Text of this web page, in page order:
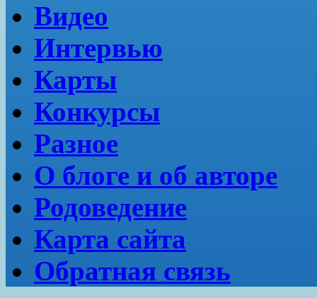
Видео
Интервью
Карты
Конкурсы
Разное
О блоге и об авторе
Родоведение
Карта сайта
Обратная связь